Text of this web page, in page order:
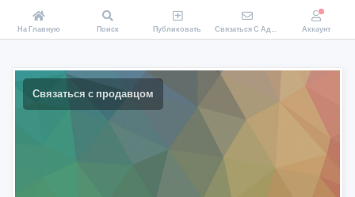
Связаться с продавцом
На Главную Поиск Публиковать Связаться С Администрацией Zakopeiki.by Аккаунт